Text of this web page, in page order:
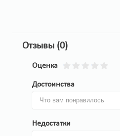
Отзывы (0)
Оценка
Достоинства
Недостатки